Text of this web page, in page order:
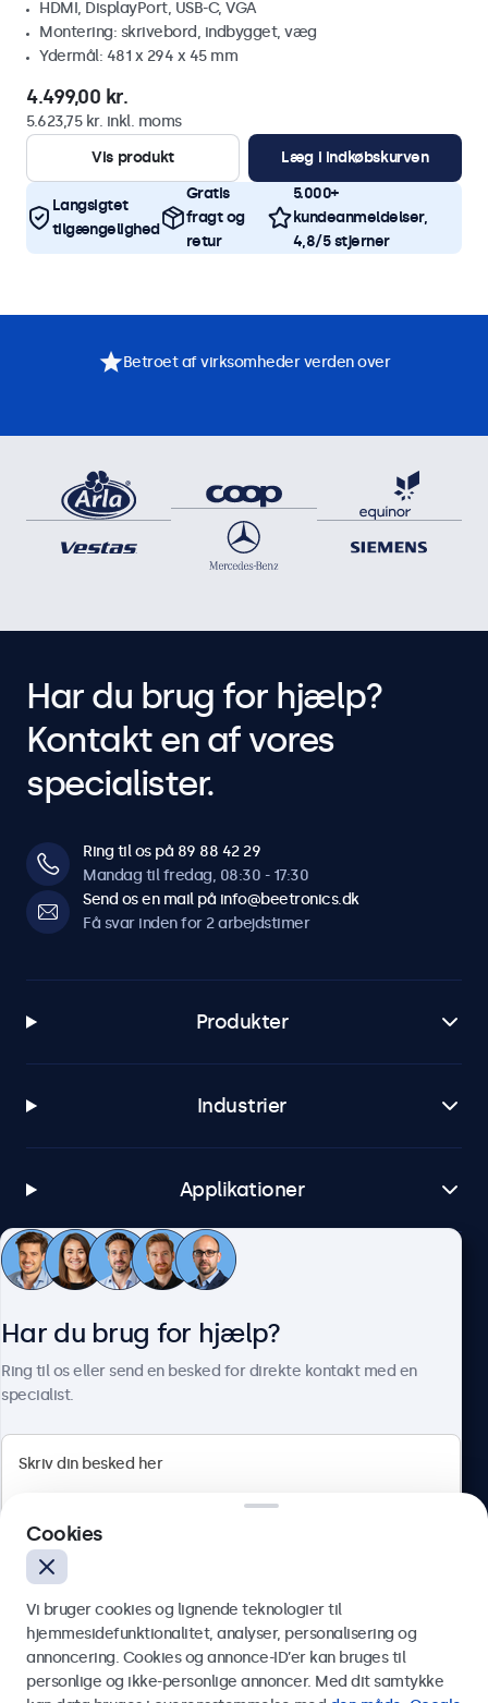
HDMI, DisplayPort, USB-C, VGA
Montering: skrivebord, indbygget, væg
Ydermål: 481 x 294 x 45 mm
4.499,00 kr.
5.623,75 kr. inkl. moms
Vis produkt
Læg i indkøbskurven
Langsigtet
tilgængelighed
Gratis
fragt og
retur
5.000+
kundeanmeldelser,
4,8/5 stjerner
Betroet af virksomheder verden over
Har du brug for hjælp?
Kontakt en af vores
specialister.
Ring til os på 89 88 42 29
Mandag til fredag, 08:30 - 17:30
Send os en mail på info@beetronics.dk
Få svar inden for 2 arbejdstimer
Produkter
Industrier
Applikationer
Kundeservice
Herstedøstervej 27-29, unit A, 2620 Albertslund, Danmark
Dansk
Har du brug for hjælp?
Ring til os eller send en besked for direkte kontakt med en
specialist.
Send
Cookies
Vi bruger cookies og lignende teknologier til
hjemmesidefunktionalitet, analyser, personalisering og
annoncering. Cookies og annonce-ID’er kan bruges til
personlige og ikke-personlige annoncer. Med dit samtykke